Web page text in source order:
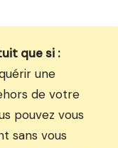
que si :
une
de votre
pouvez vous
sans vous